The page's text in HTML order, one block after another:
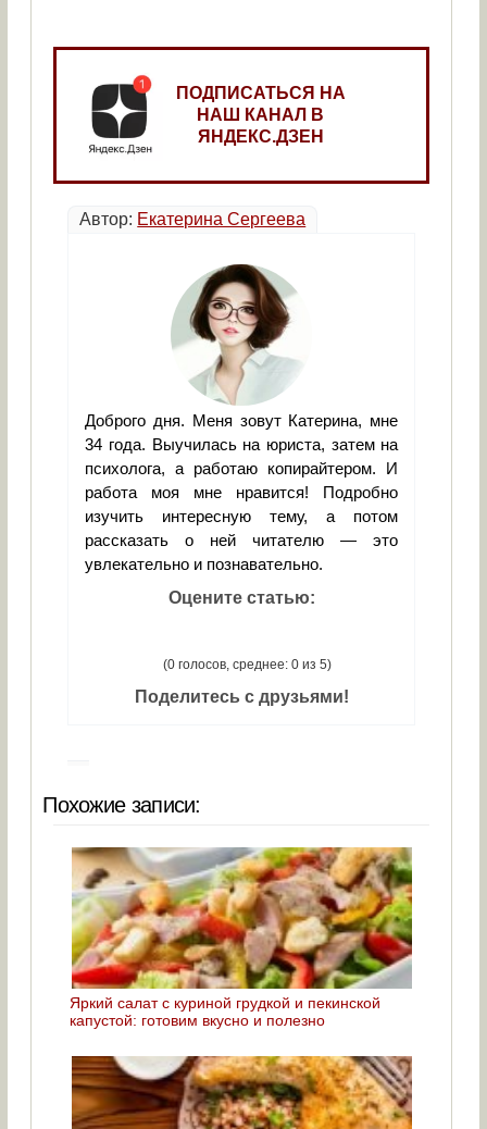
ПОДПИСАТЬСЯ НА
НАШ КАНАЛ В
ЯНДЕКС.ДЗЕН
Автор: Екатерина Сергеева
Доброго дня. Меня зовут Катерина, мне
34 года. Выучилась на юриста, затем на
психолога, а работаю копирайтером. И
работа моя мне нравится! Подробно
изучить интересную тему, а потом
рассказать о ней читателю — это
увлекательно и познавательно.
Оцените статью:
(0 голосов, среднее: 0 из 5)
Поделитесь с друзьями!
Похожие записи:
Яркий салат с куриной грудкой и пекинской
капустой: готовим вкусно и полезно